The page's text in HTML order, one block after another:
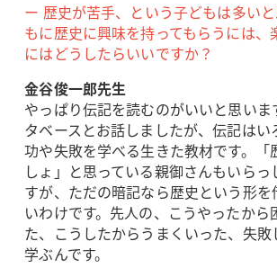
ー 歴史が苦手、という子どもは多い
もに歴史に興味を持ってもらうには、
にはどうしたらいいですか？
金谷俊一郎先生
やっぱり伝記を読むのがいいと思いま
タベースとお話しましたが、伝記は
功や失敗を学べる生きた教材です。「
しょ」と思っている親御さんもいらっ
すが、ただの暗記なら歴史という形
いわけです。先人の、こうやったから
た、こうしたからうまくいった、失敗
学ぶんです。